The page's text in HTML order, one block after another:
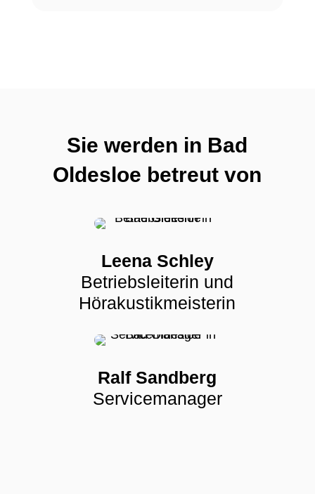
Sie werden in Bad
Oldesloe betreut von
Leena Schley
Betriebsleiterin und
Hörakustikmeisterin
Ralf Sandberg
Servicemanager